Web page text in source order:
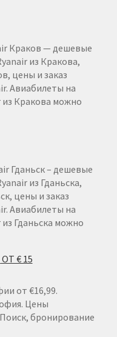
Краков — дешевые
из Кракова,
цены и заказ
Авиабилеты на
Кракова можно
Гданьск – дешевые
из Гданьска,
цены и заказ
Авиабилеты на
Гданьска можно
€ 15
от €16,99.
Цены
бронирование